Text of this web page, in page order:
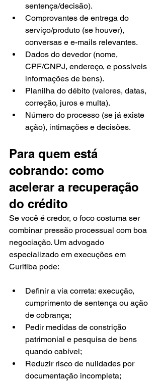
sentença/decisão).
Comprovantes de entrega do
serviço/produto (se houver),
conversas e e-mails relevantes.
Dados do devedor (nome,
CPF/CNPJ, endereço, e possíveis
informações de bens).
Planilha do débito (valores, datas,
correção, juros e multa).
Número do processo (se já existe
ação), intimações e decisões.
Para quem está
cobrando: como
acelerar a recuperação
do crédito
Se você é credor, o foco costuma ser
combinar pressão processual com boa
negociação. Um advogado
especializado em execuções em
Curitiba pode:
Definir a via correta: execução,
cumprimento de sentença ou ação
de cobrança;
Pedir medidas de constrição
patrimonial e pesquisa de bens
quando cabível;
Reduzir risco de nulidades por
documentação incompleta;